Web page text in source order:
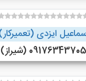
ایزدی (تعمیرکار)
09176343705 (شیراز)